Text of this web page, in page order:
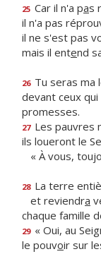
25 Car il n'a pas
il n'a pas
il ne s'est pas
mais il entend
26 Tu seras ma
devant ceux
promesses.
27 Les pauvres
ils loueront le
« À vous,
28 La terre
et reviendra
chaque famille
29 « Oui, au
le pouvoir sur